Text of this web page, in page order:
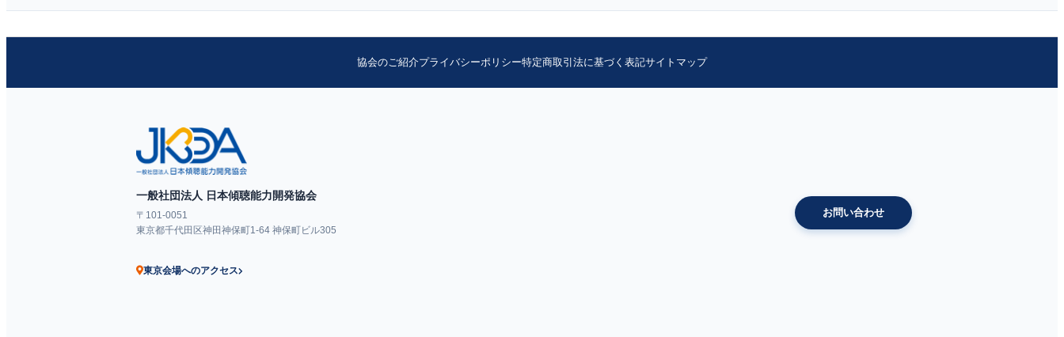
協会のご紹介プライバシーポリシー特定商取引法に基づく表記サイトマップ
一般社団法人 日本傾聴能力開発協会
〒101-0051
東京都千代田区神田神保町1-64 神保町ビル305
東京会場へのアクセス
お問い合わせ